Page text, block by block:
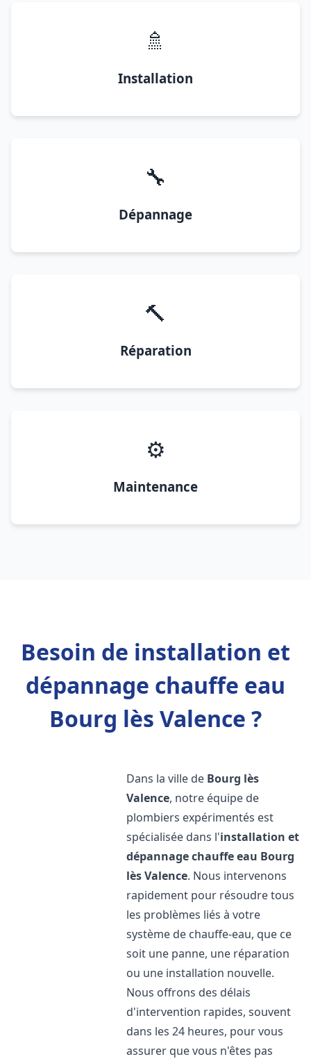
🚿
Installation
🔧
Dépannage
🔨
Réparation
⚙️
Maintenance
Besoin de installation et
dépannage chauffe eau
Bourg lès Valence ?
Dans la ville de Bourg lès
Valence, notre équipe de
plombiers expérimentés est
spécialisée dans l'installation et
dépannage chauffe eau Bourg
lès Valence. Nous intervenons
rapidement pour résoudre tous
les problèmes liés à votre
système de chauffe-eau, que ce
soit une panne, une réparation
ou une installation nouvelle.
Nous offrons des délais
d'intervention rapides, souvent
dans les 24 heures, pour vous
assurer que vous n'êtes pas